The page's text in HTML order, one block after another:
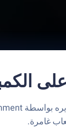
غامرة.